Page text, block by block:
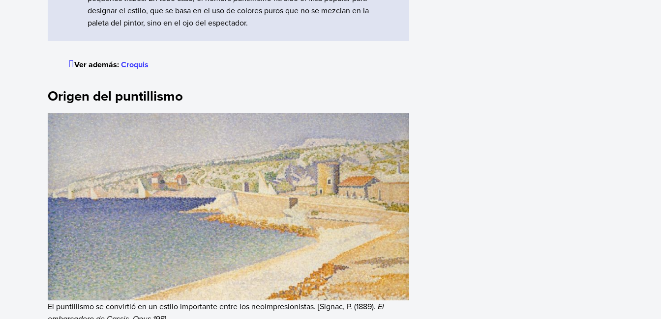
designar el estilo, que se basa en el uso de colores puros que no se mezclan en la
paleta del pintor, sino en el ojo del espectador.
Ver además:Croquis
Origen del puntillismo
El puntillismo se convirtió en un estilo importante entre los neoimpresionistas. [Signac, P. (1889). El